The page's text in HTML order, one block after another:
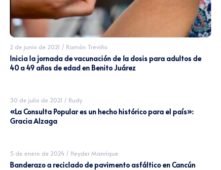
2 de junio de 2021 / Ramón Treviño
Inicia la jornada de vacunación de 1a dosis para adultos de
40 a 49 años de edad en Benito Juárez
30 de julio de 2021 / Rudy
«La Consulta Popular es un hecho histórico para el país»:
Gracia Alzaga
5 de enero de 2024 / Heyder Manrique
Banderazo a reciclado de pavimento asfáltico en Cancún